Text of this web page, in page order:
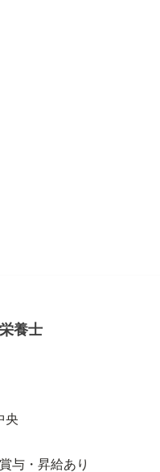
養士
央
与・昇給あり